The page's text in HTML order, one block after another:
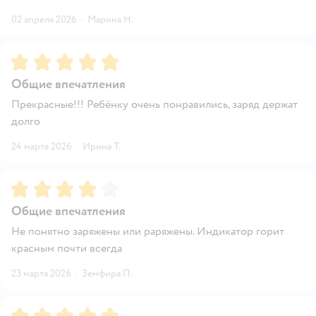
02 апреля 2026 · Марина Н.
Рейтинг:5
Общие впечатления
Прекрасные!!! Ребёнку очень понравились, заряд держат
долго
24 марта 2026 · Ирина Т.
Рейтинг:4
Общие впечатления
Не понятно заряжены или раряжены. Индикатор горит
красным почти всегда
23 марта 2026 · Земфира П.
Рейтинг:5